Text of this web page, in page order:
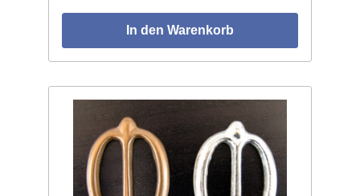
In den Warenkorb